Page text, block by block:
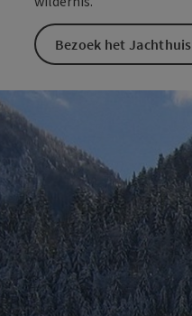
Bezoek het Jachthuis